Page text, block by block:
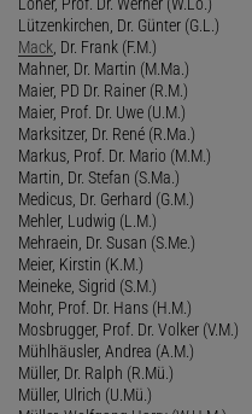
Lützenkirchen, Dr. Günter (G.L.)
Mack , Dr. Frank (F.M.)
Mahner, Dr. Martin (M.Ma.)
Maier, PD Dr. Rainer (R.M.)
Maier, Prof. Dr. Uwe (U.M.)
Marksitzer, Dr. René (R.Ma.)
Markus, Prof. Dr. Mario (M.M.)
Martin, Dr. Stefan (S.Ma.)
Medicus, Dr. Gerhard (G.M.)
Mehler, Ludwig (L.M.)
Mehraein, Dr. Susan (S.Me.)
Meier, Kirstin (K.M.)
Meineke, Sigrid (S.M.)
Mohr, Prof. Dr. Hans (H.M.)
Mosbrugger, Prof. Dr. Volker (V.M.)
Mühlhäusler, Andrea (A.M.)
Müller, Dr. Ralph (R.Mü.)
Müller, Ulrich (U.Mü.)